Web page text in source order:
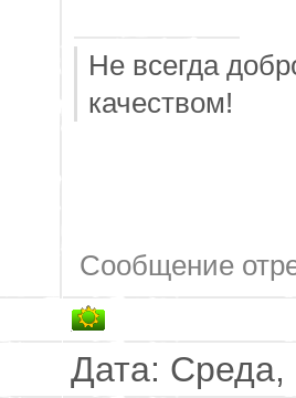
Не всегда
качеством!
Сообщение
Дата: